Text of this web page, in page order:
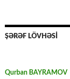
ŞƏRƏF LÖVHƏSİ
Qurban BAYRAMOV